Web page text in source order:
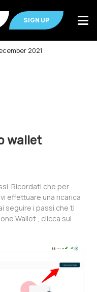
SIGN UP
2021
wallet
Ricordati che per
effettuare una ricarica
seguire i passi che ti
Wallet , clicca sul